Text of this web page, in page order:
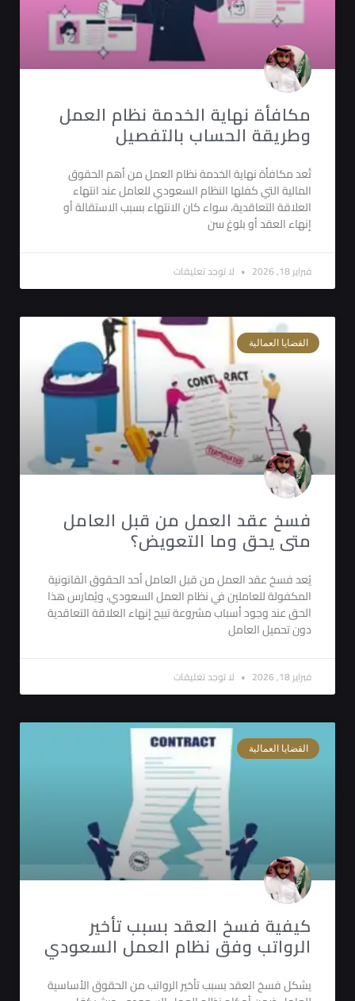
مكافأة نهاية الخدمة نظام العمل
وطريقة الحساب بالتفصيل
تُعد مكافأة نهاية الخدمة نظام العمل من أهم الحقوق
المالية التي كفلها النظام السعودي للعامل عند انتهاء
العلاقة التعاقدية، سواء كان الانتهاء بسبب الاستقالة أو
إنهاء العقد أو بلوغ سن
فبراير 18, 2026 لا توجد تعليقات
القضايا العمالية
فسخ عقد العمل من قبل العامل
متى يحق وما التعويض؟
يُعد فسخ عقد العمل من قبل العامل أحد الحقوق القانونية
المكفولة للعاملين في نظام العمل السعودي، ويُمارس هذا
الحق عند وجود أسباب مشروعة تبيح إنهاء العلاقة التعاقدية
دون تحميل العامل
فبراير 18, 2026 لا توجد تعليقات
القضايا العمالية
كيفية فسخ العقد بسبب تأخير
الرواتب وفق نظام العمل السعودي
يشكل فسخ العقد بسبب تأخير الرواتب من الحقوق الأساسية